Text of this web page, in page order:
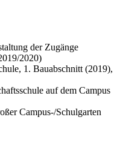
der Zugänge
2020)
1. Bauabschnitt (2019),
auf dem Campus
Campus-/Schulgarten